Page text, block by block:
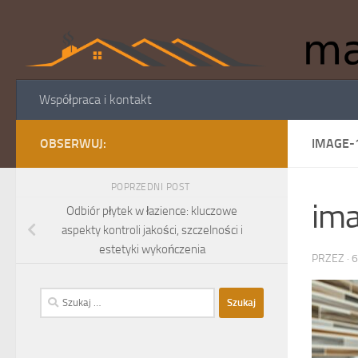
Współpraca i kontakt
PRZEZ ·
OBSERWUJ:
POPRZEDNI POST
Odbiór płytek w łazience: kluczowe
aspekty kontroli jakości, szczelności i
estetyki wykończenia
Szukaj: